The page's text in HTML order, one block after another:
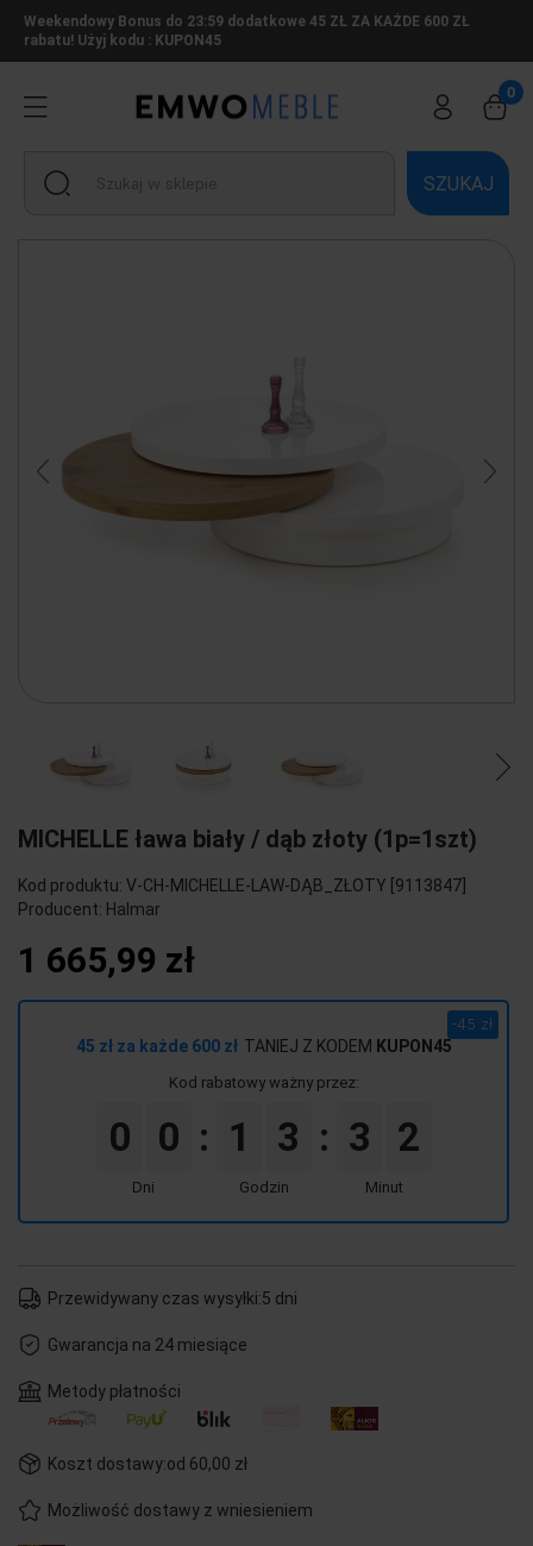
Weekendowy Bonus do 23:59 dodatkowe 45 ZŁ ZA KAŻDE 600 ZŁ
rabatu! Użyj kodu : KUPON45
SZUKAJ
MICHELLE ława biały / dąb złoty (1p=1szt)
Kod produktu: V-CH-MICHELLE-LAW-DĄB_ZŁOTY [9113847]
Producent: Halmar
1 665,99 zł
45 zł za każde 600 zł TANIEJ Z KODEM KUPON45
Kod rabatowy ważny przez:
-45 zł
0 0
Dni
: 1 3
Godzin
: 3 2
Minut
Przewidywany czas wysyłki:5 dni
Gwarancja na 24 miesiące
Metody płatności
Koszt dostawy:od 60,00 zł
Możliwość dostawy z wniesieniem